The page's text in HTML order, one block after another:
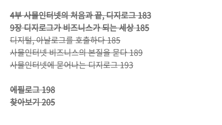
4부 사물인터넷의 처음과 끝, 디지로그 183
9장 디지로그가 비즈니스가 되는 세상 185
디지털, 아날로그를 호출하다 185
사물인터넷 비즈니스의 본질을 묻다 189
사물인터넷에 묻어나는 디지로그 193
에필로그 198
찾아보기 205